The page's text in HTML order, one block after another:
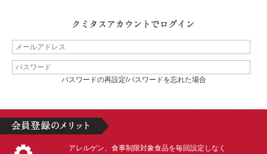
パスワードの再設定/パスワードを忘れた場合
アレルゲン、食事制限対象食品を毎回設定しなく